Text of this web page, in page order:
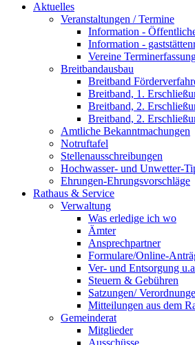
Aktuelles
Veranstaltungen / Termine
Information -
Information -
Vereine
Breitbandausbau
Breitband
Breitband, 1.
Breitband, 2.
Breitband, 2.
Amtliche Bekanntmachungen
Notruftafel
Stellenausschreibungen
Hochwasser- und Unwetter-
Ehrungen-Ehrungsvorschläge
Rathaus & Service
Verwaltung
Was erledige ich wo
Ämter
Ansprechpartner
Formulare/Online-
Ver- und Entsorgung
Steuern & Gebühren
Satzungen/
Mitteilungen aus dem
Gemeinderat
Mitglieder
Ausschüsse